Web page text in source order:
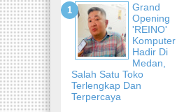
Grand
Opening
'REINO'
Komputer
Hadir Di
Medan,
Salah Satu Toko
Terlengkap Dan
Terpercaya